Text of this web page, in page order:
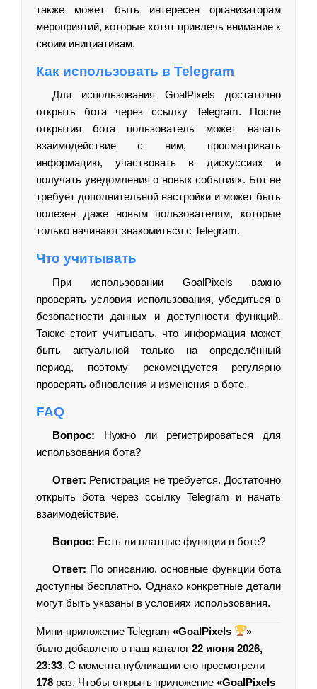
также может быть интересен организаторам
мероприятий, которые хотят привлечь внимание к
своим инициативам.
Как использовать в Telegram
Для использования GoalPixels достаточно
открыть бота через ссылку Telegram. После
открытия бота пользователь может начать
взаимодействие с ним, просматривать
информацию, участвовать в дискуссиях и
получать уведомления о новых событиях. Бот не
требует дополнительной настройки и может быть
полезен даже новым пользователям, которые
только начинают знакомиться с Telegram.
Что учитывать
При использовании GoalPixels важно
проверять условия использования, убедиться в
безопасности данных и доступности функций.
Также стоит учитывать, что информация может
быть актуальной только на определённый
период, поэтому рекомендуется регулярно
проверять обновления и изменения в боте.
FAQ
Вопрос: Нужно ли регистрироваться для
использования бота?
Ответ: Регистрация не требуется. Достаточно
открыть бота через ссылку Telegram и начать
взаимодействие.
Вопрос: Есть ли платные функции в боте?
Ответ: По описанию, основные функции бота
доступны бесплатно. Однако конкретные детали
могут быть указаны в условиях использования.
Мини-приложение Telegram «GoalPixels
»
было добавлено в наш каталог 22 июня 2026,
23:33. С момента публикации его просмотрели
178 раз. Чтобы открыть приложение «GoalPixels